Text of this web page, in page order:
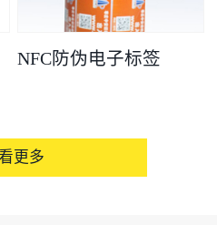
NFC防伪电子标签
更多